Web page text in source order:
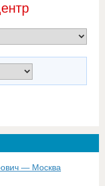
— Москва